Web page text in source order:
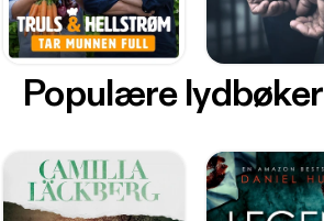
Populære lydbøker